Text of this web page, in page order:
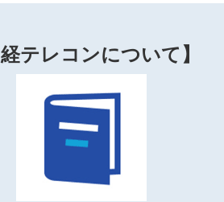
経テレコンについて】